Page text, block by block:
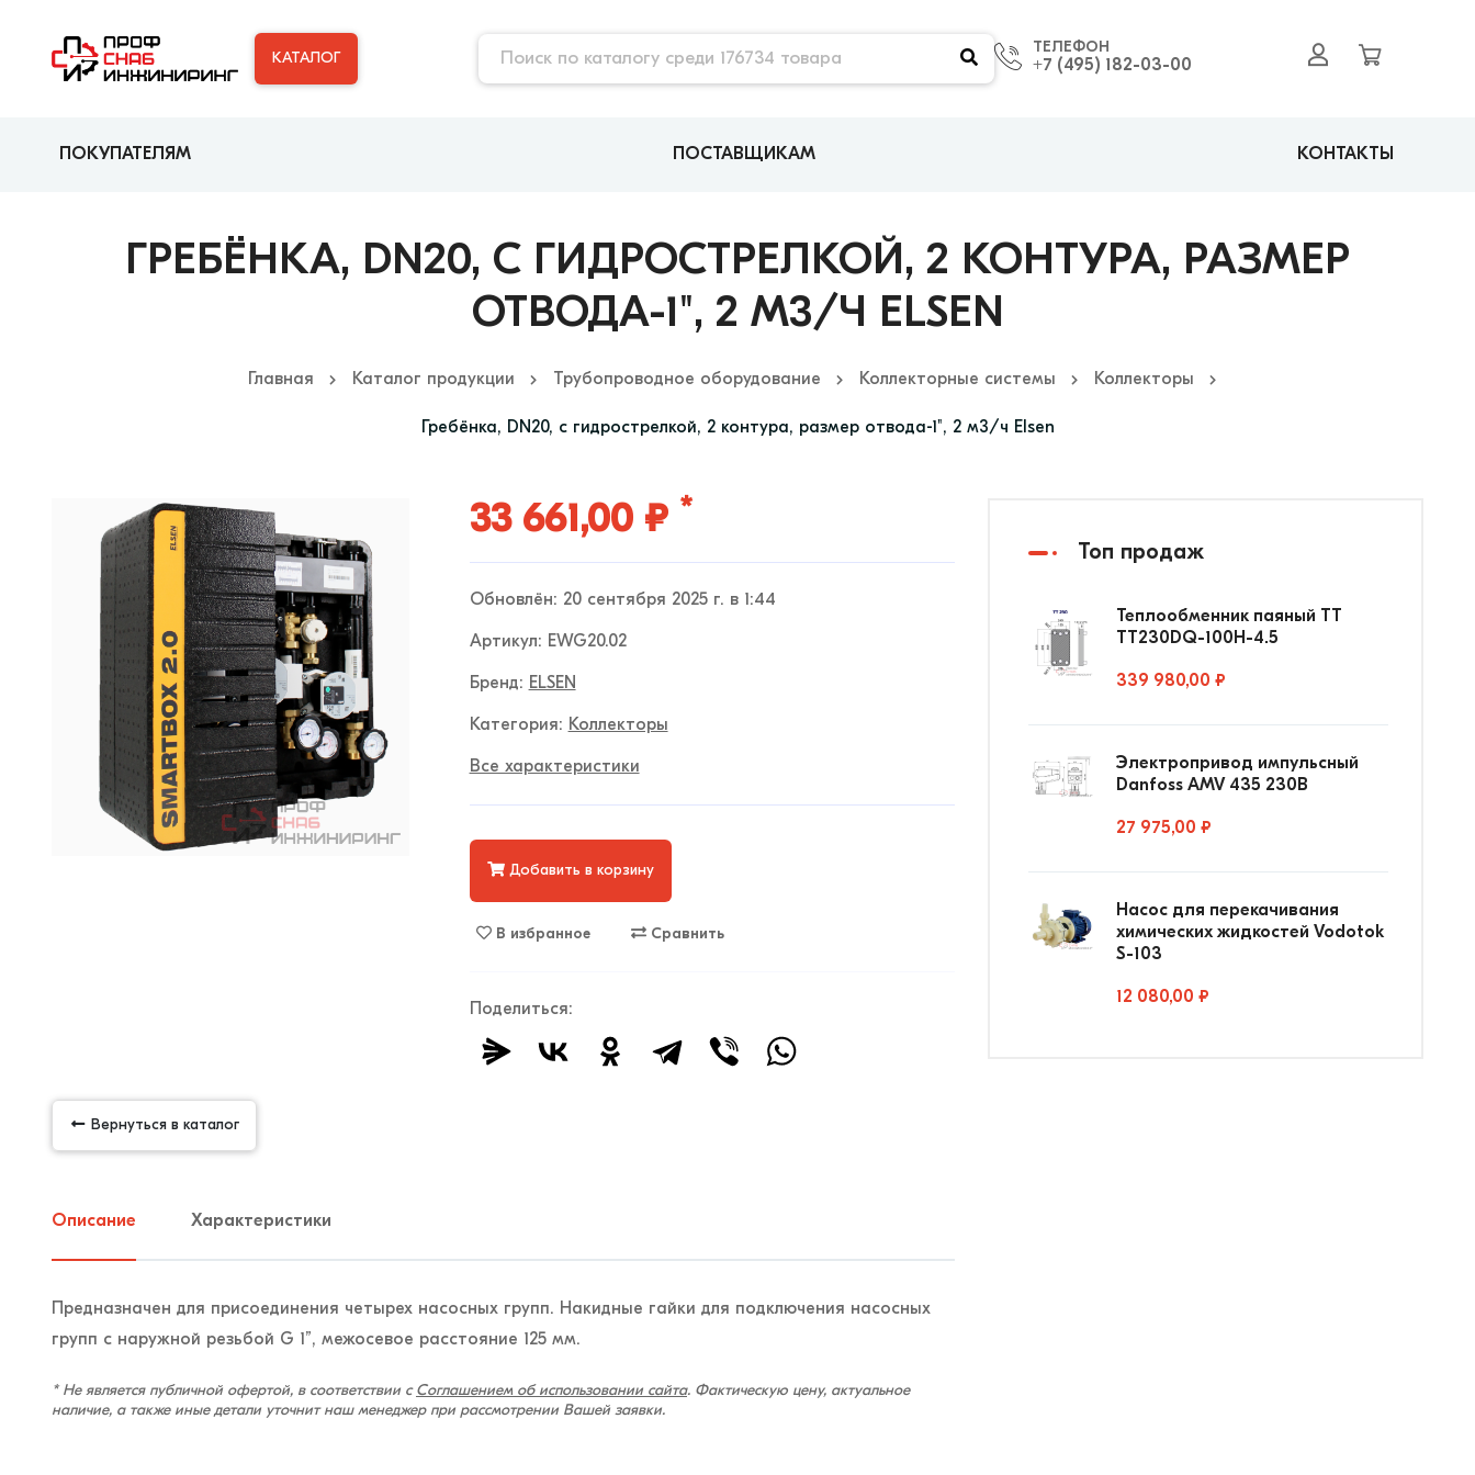
КАТАЛОГ
ТЕЛЕФОН
+7 (495) 182-03-00
ПОКУПАТЕЛЯМ ПОСТАВЩИКАМ КОНТАКТЫ
Главная Каталог продукции Трубопроводное оборудование Коллекторные системы Коллекторы
Гребёнка, DN20, с гидрострелкой, 2 контура, размер отвода-1", 2 м3/ч Elsen
ГРЕБЁНКА, DN20, С ГИДРОСТРЕЛКОЙ, 2 КОНТУРА, РАЗМЕР
ОТВОДА-1", 2 М3/Ч ELSEN
33 661,00 ₽ *
Обновлён: 20 сентября 2025 г. в 1:44
Артикул: EWG20.02
Бренд: ELSEN
Категория: Коллекторы
Все характеристики
Добавить в корзину
В избранное Сравнить
Поделиться:
Вернуться в каталог
Описание Характеристики
Предназначен для присоединения четырех насосных групп. Накидные гайки для подключения насосных
групп с наружной резьбой G 1”, межосевое расстояние 125 мм.
* Не является публичной офертой, в соответствии с Соглашением об использовании сайта. Фактическую цену, актуальное
наличие, а также иные детали уточнит наш менеджер при рассмотрении Вашей заявки.
Топ продаж
Теплообменник паяный ТТ
ТТ230DQ-100Н-4.5
339 980,00 ₽
Электропривод импульсный
Danfoss AMV 435 230В
27 975,00 ₽
Насос для перекачивания
химических жидкостей Vodotok
S-103
12 080,00 ₽